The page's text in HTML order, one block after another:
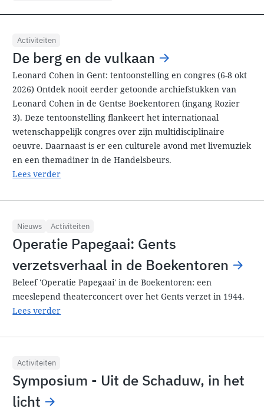
Activiteiten
De berg en de vulkaan
Leonard Cohen in Gent: tentoonstelling en congres (6-8 okt
2026) Ontdek nooit eerder getoonde archiefstukken van
Leonard Cohen in de Gentse Boekentoren (ingang Rozier
3). Deze tentoonstelling flankeert het internationaal
wetenschappelijk congres over zijn multidisciplinaire
oeuvre. Daarnaast is er een culturele avond met livemuziek
en een themadiner in de Handelsbeurs.
Lees verder
Nieuws Activiteiten
Operatie Papegaai: Gents
verzetsverhaal in de Boekentoren
Beleef 'Operatie Papegaai' in de Boekentoren: een
meeslepend theaterconcert over het Gents verzet in 1944.
Lees verder
Activiteiten
Symposium - Uit de Schaduw, in het
licht